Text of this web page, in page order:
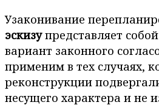
Узаконивание
эскизупредставляет
вариант законного
применим в тех случаях,
реконструкции
несущего характера и не